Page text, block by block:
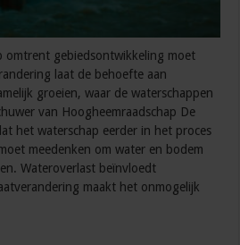
omtrent gebiedsontwikkeling moet
laat de behoefte aan
groeien, waar de waterschappen
van Hoogheemraadschap De
het waterschap eerder in het proces
meedenken om water en bodem
Wateroverlast beïnvloedt
maakt het onmogelijk